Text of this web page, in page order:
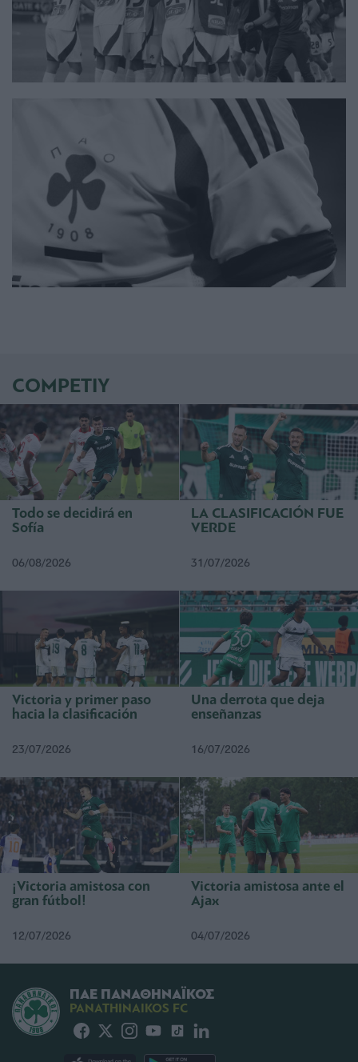
COMPETIY
Todo se decidirá en
Sofía
06/08/2026
LA CLASIFICACIÓN FUE
VERDE
31/07/2026
Victoria y primer paso
hacia la clasificación
23/07/2026
Una derrota que deja
enseñanzas
16/07/2026
¡Victoria amistosa con
gran fútbol!
12/07/2026
Victoria amistosa ante el
Ajax
04/07/2026
ΠΑΕ ΠΑΝΑΘΗΝΑΪΚΟΣ
PANATHINAIKOS FC